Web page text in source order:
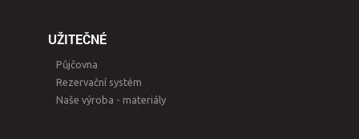
UŽITEČNÉ
Půjčovna
Rezervační systém
Naše výroba - materiály